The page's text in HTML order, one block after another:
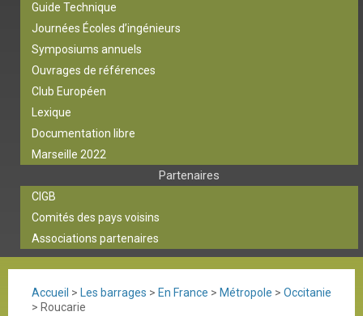
Guide Technique
Journées Écoles d’ingénieurs
Symposiums annuels
Ouvrages de références
Club Européen
Lexique
Documentation libre
Marseille 2022
Partenaires
CIGB
Comités des pays voisins
Associations partenaires
Accueil > Les barrages > En France > Métropole > Occitanie
> Roucarie